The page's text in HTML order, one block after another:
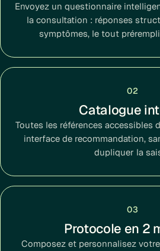
Envoyez un questionnaire
la consultation : réponses
symptômes, le tout
02
Catalogue
Toutes les références accessibles
interface de recommandation,
dupliquer la
03
Protocole en 2
Composez et personnalisez